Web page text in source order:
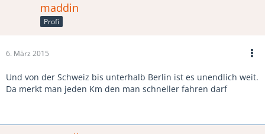
maddin
Profi
6. März 2015
Und von der Schweiz bis unterhalb Berlin ist es unendlich weit.
Da merkt man jeden Km den man schneller fahren darf